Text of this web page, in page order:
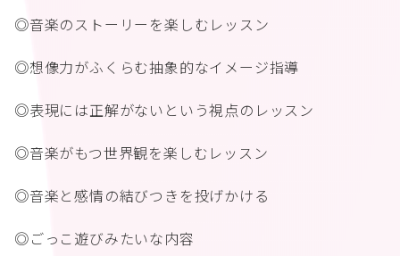
◎音楽のストーリーを楽しむレッスン
◎想像力がふくらむ抽象的なイメージ指導
◎表現には正解がないという視点のレッスン
◎音楽がもつ世界観を楽しむレッスン
◎音楽と感情の結びつきを投げかける
◎ごっこ遊びみたいな内容